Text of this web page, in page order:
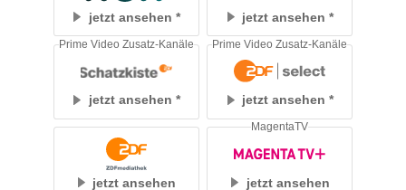
jetzt ansehen jetzt ansehen
jetzt ansehen
Prime Video Zusatz-Kanäle
jetzt ansehen
Prime Video Zusatz-Kanäle
jetzt ansehen jetzt ansehen
MagentaTV